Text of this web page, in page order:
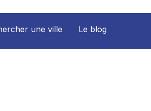
une ville Le blog